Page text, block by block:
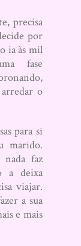
precisa
por
ia às mil
fase
o
para si
marido.
nada faz
a deixa
viajar.
a sua
e mais